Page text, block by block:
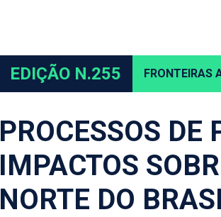
EDIÇÃO N.255 FRONTEIRAS
PROCESSOS DE
IMPACTOS
NORTE DO